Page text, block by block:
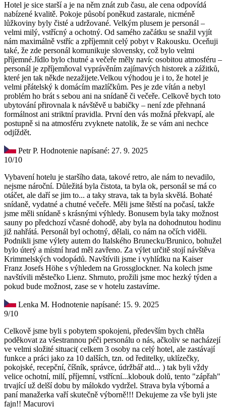
Hotel je sice starší a je na něm znát zub času, ale cena odpovídá
nabízené kvalitě. Pokoje působí poněkud zastarale, nicméně
lůžkoviny byly čisté a udržované. Velkým plusem je personál –
velmi milý, vstřícný a ochotný. Od samého začátku se snažil vyjít
nám maximálně vstříc a zpříjemnit celý pobyt v Rakousku. Oceňuji
také, že zde personál komunikuje slovensky, což bylo velmi
příjemné.Jídlo bylo chutné a večeře měly navíc osobitou atmosféru –
personál je zpříjemňoval vyprávěním zajímavých historek a zážitků,
které jen tak někde nezažijete.Velkou výhodou je i to, že hotel je
velmi přátelský k domácím mazlíčkům. Pes je zde vítán a nebyl
problém ho brát s sebou ani na snídaně či večeře. Celkově bych toto
ubytování přirovnala k návštěvě u babičky – není zde přehnaná
formálnost ani striktní pravidla. První den vás možná překvapí, ale
postupně si na atmosféru zvyknete natolik, že se vám ani nechce
odjíždět.
Petr P. Hodnotenie napísané: 27. 9. 2025
10/10
Vybavení hotelu je staršího data, takové retro, ale nám to nevadilo,
nejsme nároční. Důležitá byla čistota, ta byla ok, personál se má co
otáčet, ale daří se jim to... a taky strava, tak ta byla skvělá. Bohaté
snídaně, vydatné a chutné večeře. Měli jsme štěstí na počasí, takže
jsme měli snídaně s krásnými výhledy. Bonusem byla taky možnost
sauny po předchozí včasné dohodě, aby byla na dohodnutou hodinu
již nahřátá. Personál byl ochotný, dělali, co nám na očích viděli.
Podnikli jsme výlety autem do Italského Brunecku/Brunico, bohužel
bylo úterý a místní hrad měl zavřeno. Za výlet určitě stojí návštěva
Krimmelských vodopádů. Navštívili jsme i vyhlídku na Kaiser
Franz Josefs Höhe s výhledem na Grossglockner. Na kolech jsme
navštívili městečko Lienz. Shrnuto, prožili jsme moc hezký týden a
pokud bude možnost, zase se v hotelu zastavíme.
Lenka M. Hodnotenie napísané: 15. 9. 2025
9/10
Celkově jsme byli s pobytem spokojeni, především bych chtěla
poděkovat za všestrannou péči personálu o nás, ačkoliv se nacházejí
ve velmi složité situaci( celkem 3 osoby na celý hotel, ale zastávají
funkce a práci jako za 10 dalších, tzn. od ředitelky, uklízečky,
pokojské, recepční, číšník, správce, údržbář atd... ) tak byli vždy
velice ochotní, milí, příjemní, vstřícní...klobouk dolů, tento "zápřah"
trvající už delší dobu by málokdo vydržel. Strava byla výborná a
paní manažerka vaří skutečně výborně!!! Dekujeme za vše byli jste
fajn!! Macurovi